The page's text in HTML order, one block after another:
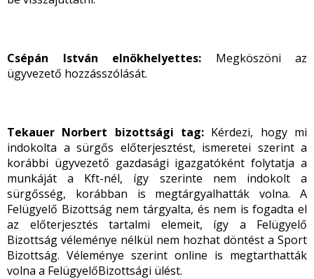
Csépán István elnökhelyettes: Megköszöni az
ügyvezető hozzásszólását.
Tekauer Norbert bizottsági tag: Kérdezi, hogy mi
indokolta a sürgős előterjesztést, ismeretei szerint a
korábbi ügyvezető gazdasági igazgatóként folytatja a
munkáját a Kft-nél, így szerinte nem indokolt a
sürgősség, korábban is megtárgyalhatták volna. A
Felügyelő Bizottság nem tárgyalta, és nem is fogadta el
az előterjesztés tartalmi elemeit, így a Felügyelő
Bizottság véleménye nélkül nem hozhat döntést a Sport
Bizottság. Véleménye szerint online is megtarthatták
volna a FelügyelőBizottsági ülést.